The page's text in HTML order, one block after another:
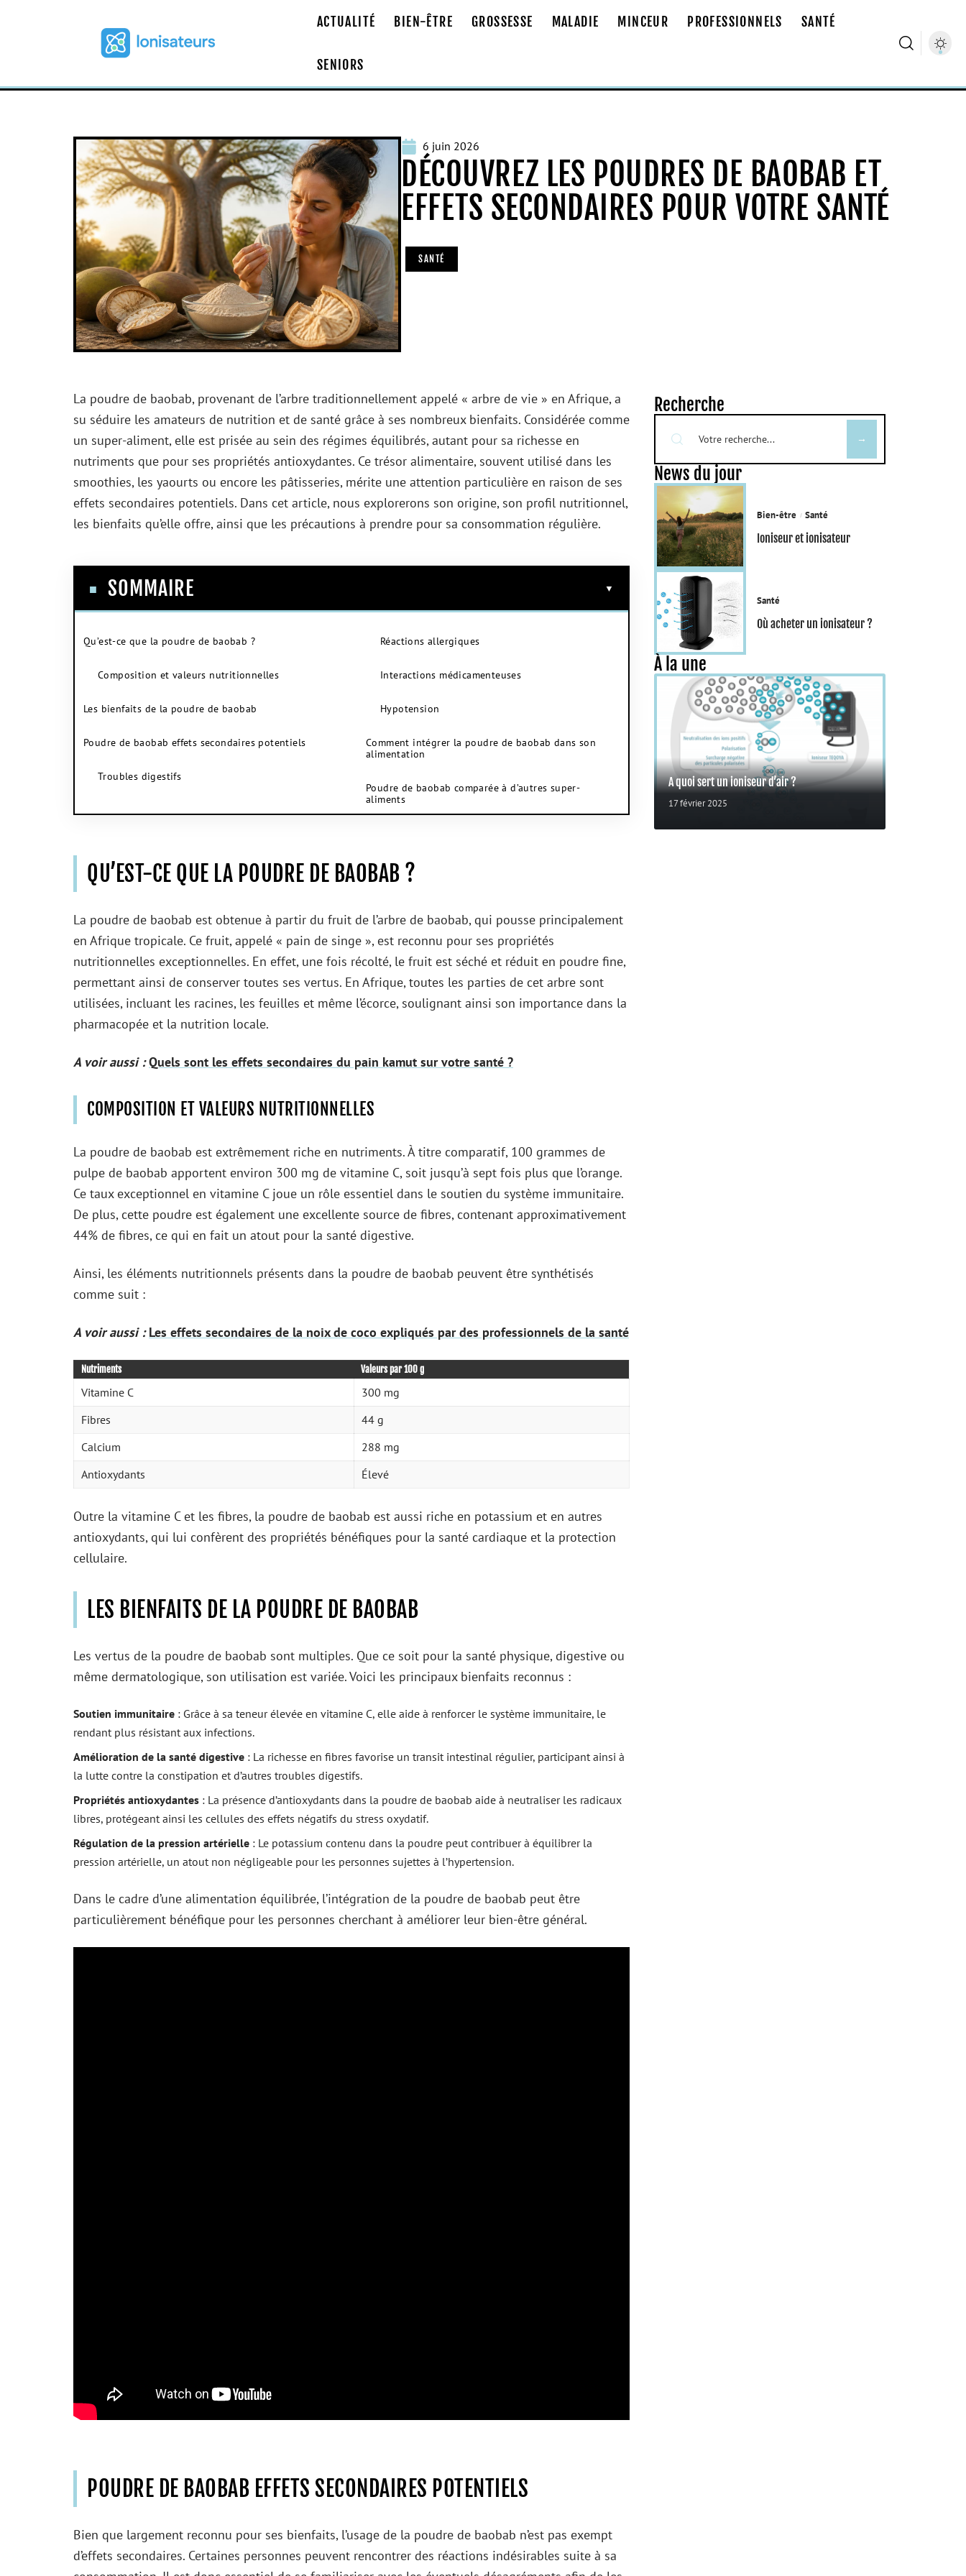
ACTUALITÉ BIEN-ÊTRE GROSSESSE MALADIE MINCEUR PROFESSIONNELS SANTÉ
SENIORS
6 juin 2026
DÉCOUVREZ LES POUDRES DE BAOBAB ET
EFFETS SECONDAIRES POUR VOTRE SANTÉ
SANTÉ
La poudre de baobab, provenant de l’arbre traditionnellement appelé « arbre de vie » en Afrique, a
su séduire les amateurs de nutrition et de santé grâce à ses nombreux bienfaits. Considérée comme
un super-aliment, elle est prisée au sein des régimes équilibrés, autant pour sa richesse en
nutriments que pour ses propriétés antioxydantes. Ce trésor alimentaire, souvent utilisé dans les
smoothies, les yaourts ou encore les pâtisseries, mérite une attention particulière en raison de ses
effets secondaires potentiels. Dans cet article, nous explorerons son origine, son profil nutritionnel,
les bienfaits qu’elle offre, ainsi que les précautions à prendre pour sa consommation régulière.
SOMMAIRE
Qu’est-ce que la poudre de baobab ?
Composition et valeurs nutritionnelles
Les bienfaits de la poudre de baobab
Poudre de baobab effets secondaires potentiels
Troubles digestifs
Réactions allergiques
Interactions médicamenteuses
Hypotension
Comment intégrer la poudre de baobab dans son
alimentation
Poudre de baobab comparée à d’autres super-
aliments
QU’EST-CE QUE LA POUDRE DE BAOBAB ?
La poudre de baobab est obtenue à partir du fruit de l’arbre de baobab, qui pousse principalement
en Afrique tropicale. Ce fruit, appelé « pain de singe », est reconnu pour ses propriétés
nutritionnelles exceptionnelles. En effet, une fois récolté, le fruit est séché et réduit en poudre fine,
permettant ainsi de conserver toutes ses vertus. En Afrique, toutes les parties de cet arbre sont
utilisées, incluant les racines, les feuilles et même l’écorce, soulignant ainsi son importance dans la
pharmacopée et la nutrition locale.
A voir aussi : Quels sont les effets secondaires du pain kamut sur votre santé ?
COMPOSITION ET VALEURS NUTRITIONNELLES
La poudre de baobab est extrêmement riche en nutriments. À titre comparatif, 100 grammes de
pulpe de baobab apportent environ 300 mg de vitamine C, soit jusqu’à sept fois plus que l’orange.
Ce taux exceptionnel en vitamine C joue un rôle essentiel dans le soutien du système immunitaire.
De plus, cette poudre est également une excellente source de fibres, contenant approximativement
44% de fibres, ce qui en fait un atout pour la santé digestive.
Ainsi, les éléments nutritionnels présents dans la poudre de baobab peuvent être synthétisés
comme suit :
A voir aussi : Les effets secondaires de la noix de coco expliqués par des professionnels de la santé
Nutriments Valeurs par 100 g
Vitamine C
300 mg
Fibres
44 g
Calcium
288 mg
Antioxydants
Élevé
Outre la vitamine C et les fibres, la poudre de baobab est aussi riche en potassium et en autres
antioxydants, qui lui confèrent des propriétés bénéfiques pour la santé cardiaque et la protection
cellulaire.
LES BIENFAITS DE LA POUDRE DE BAOBAB
Les vertus de la poudre de baobab sont multiples. Que ce soit pour la santé physique, digestive ou
même dermatologique, son utilisation est variée. Voici les principaux bienfaits reconnus :
Soutien immunitaire : Grâce à sa teneur élevée en vitamine C, elle aide à renforcer le système immunitaire, le
rendant plus résistant aux infections.
Amélioration de la santé digestive : La richesse en fibres favorise un transit intestinal régulier, participant ainsi à
la lutte contre la constipation et d’autres troubles digestifs.
Propriétés antioxydantes : La présence d’antioxydants dans la poudre de baobab aide à neutraliser les radicaux
libres, protégeant ainsi les cellules des effets négatifs du stress oxydatif.
Régulation de la pression artérielle : Le potassium contenu dans la poudre peut contribuer à équilibrer la
pression artérielle, un atout non négligeable pour les personnes sujettes à l’hypertension.
Dans le cadre d’une alimentation équilibrée, l’intégration de la poudre de baobab peut être
particulièrement bénéfique pour les personnes cherchant à améliorer leur bien-être général.
POUDRE DE BAOBAB EFFETS SECONDAIRES POTENTIELS
Bien que largement reconnu pour ses bienfaits, l’usage de la poudre de baobab n’est pas exempt
d’effets secondaires. Certaines personnes peuvent rencontrer des réactions indésirables suite à sa
Recherche
News du jour
Bien-être Santé
Ioniseur et ionisateur
Santé
Où acheter un ionisateur ?
À la une
A quoi sert un ioniseur d’air ?
17 février 2025